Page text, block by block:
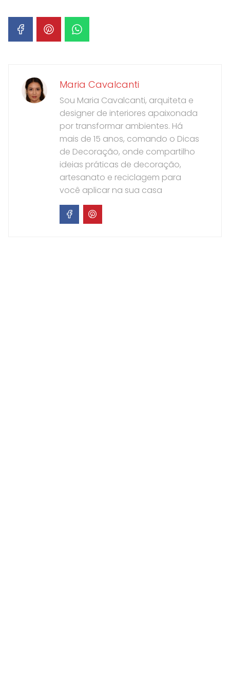
Maria Cavalcanti
Sou Maria Cavalcanti, arquiteta e
designer de interiores apaixonada
por transformar ambientes. Há
mais de 15 anos, comando o Dicas
de Decoração, onde compartilho
ideias práticas de decoração,
artesanato e reciclagem para
você aplicar na sua casa